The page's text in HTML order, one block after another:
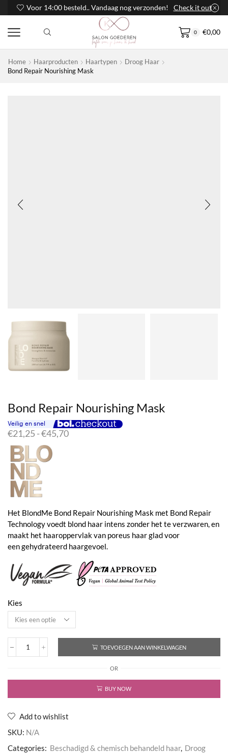
Voor 14:00 besteld.. Vandaag nog verzonden! Check it out
0 €0,00
Home Haarproducten Haartypen
Droog Haar
Bond Repair Nourishing Mask
Bond Repair Nourishing Mask
€21,25 -€45,70Prijsklasse:
Het BlondMe Bond Repair Nourishing Mask met Bond Repair
Technology voedt blond haar intens zonder het te verzwaren, en
maakt het haaroppervlak van poreus haar glad voor
een gehydrateerd haargevoel.
Kies
Bond
Mask
TOEVOEGEN AAN WINKELWAGEN
OR
BUY NOW
Add to wishlist
SKU: N/A
Categories: Beschadigd & chemisch behandeld haar, Droog